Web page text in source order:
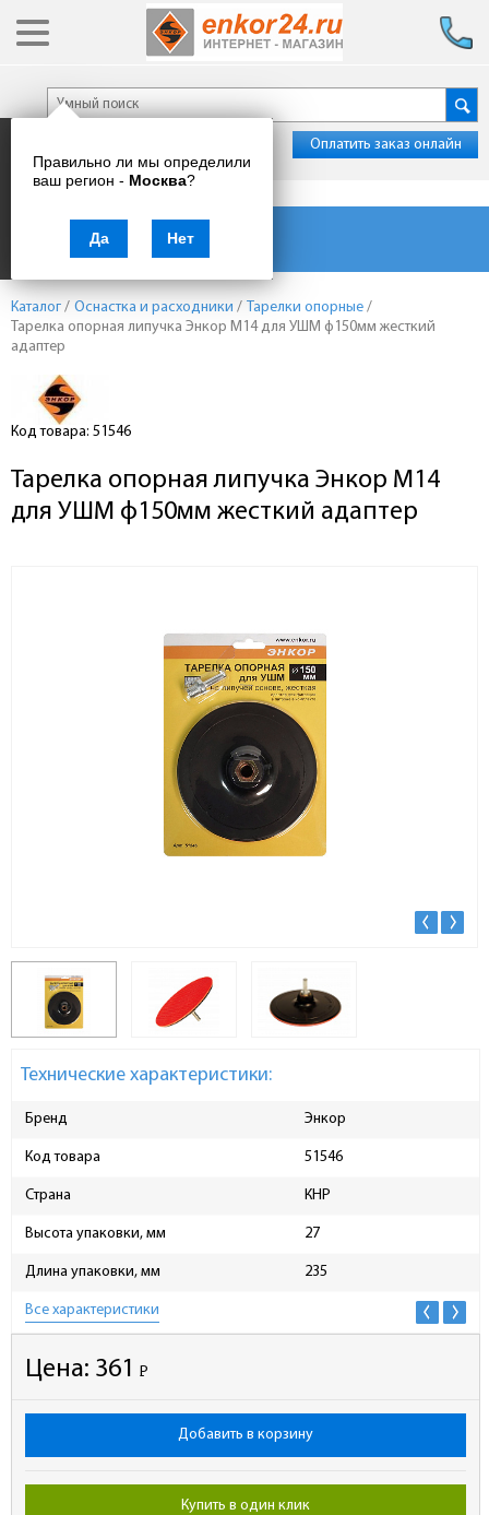
Правильно ли мы определили
ваш регион - Москва?
Да Нет
Оплатить заказ онлайн
Каталог товаров
Каталог / Оснастка и расходники / Тарелки опорные /
Тарелка опорная липучка Энкор М14 для УШМ ф150мм жесткий
адаптер
Код товара: 51546
Тарелка опорная липучка Энкор М14
для УШМ ф150мм жесткий адаптер
Технические характеристики:
Бренд Энкор
Код товара 51546
Страна КНР
Высота упаковки, мм 27
Длина упаковки, мм 235
Все характеристики
Цена: 361 Р
-
Добавить в корзину
Купить в один клик